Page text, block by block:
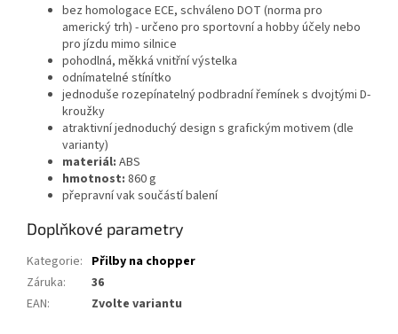
bez homologace ECE, schváleno DOT (norma pro
americký trh) - určeno pro sportovní a hobby účely nebo
pro jízdu mimo silnice
pohodlná, měkká vnitřní výstelka
odnímatelné stínítko
jednoduše rozepínatelný podbradní řemínek s dvojtými D-
kroužky
atraktivní jednoduchý design s grafickým motivem (dle
varianty)
materiál: ABS
hmotnost: 860 g
přepravní vak součástí balení
Doplňkové parametry
Kategorie: Přilby na chopper
Záruka:
36
EAN: Zvolte variantu